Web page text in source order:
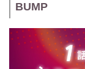
BUMP